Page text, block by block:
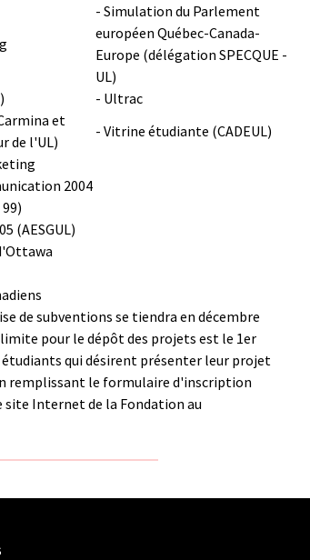
- Simulation du Parlement
européen Québec-Canada-
Europe (délégation SPECQUE -
UL)
- Ultrac
et
de l'UL)
- Vitrine étudiante (CADEUL)
2004
(AESGUL)
de subventions se tiendra en décembre
pour le dépôt des projets est le 1er
étudiants qui désirent présenter leur projet
remplissant le formulaire d'inscription
site Internet de la Fondation au